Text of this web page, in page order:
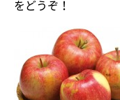
をどうぞ！